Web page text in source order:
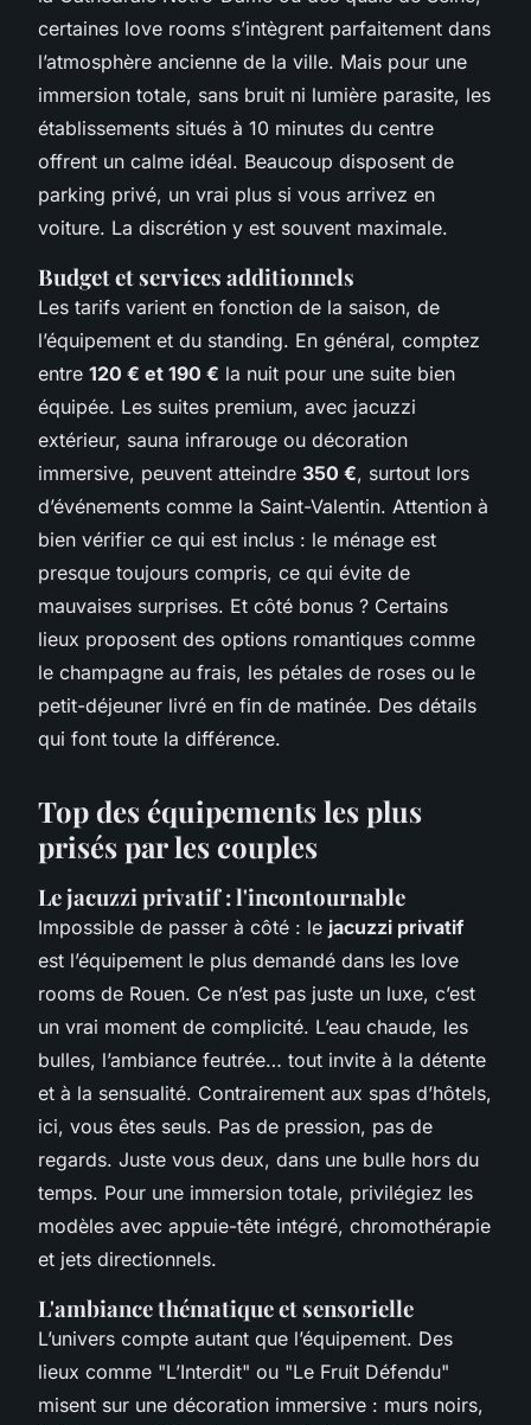
certaines love rooms s’intègrent parfaitement dans
l’atmosphère ancienne de la ville. Mais pour une
immersion totale, sans bruit ni lumière parasite, les
établissements situés à 10 minutes du centre
offrent un calme idéal. Beaucoup disposent de
parking privé, un vrai plus si vous arrivez en
voiture. La discrétion y est souvent maximale.
Budget et services additionnels
Les tarifs varient en fonction de la saison, de
l’équipement et du standing. En général, comptez
entre 120 € et 190 € la nuit pour une suite bien
équipée. Les suites premium, avec jacuzzi
extérieur, sauna infrarouge ou décoration
immersive, peuvent atteindre 350 €, surtout lors
d’événements comme la Saint-Valentin. Attention à
bien vérifier ce qui est inclus : le ménage est
presque toujours compris, ce qui évite de
mauvaises surprises. Et côté bonus ? Certains
lieux proposent des options romantiques comme
le champagne au frais, les pétales de roses ou le
petit-déjeuner livré en fin de matinée. Des détails
qui font toute la différence.
Top des équipements les plus
prisés par les couples
Le jacuzzi privatif : l'incontournable
Impossible de passer à côté : le jacuzzi privatif
est l’équipement le plus demandé dans les love
rooms de Rouen. Ce n’est pas juste un luxe, c’est
un vrai moment de complicité. L’eau chaude, les
bulles, l’ambiance feutrée… tout invite à la détente
et à la sensualité. Contrairement aux spas d’hôtels,
ici, vous êtes seuls. Pas de pression, pas de
regards. Juste vous deux, dans une bulle hors du
temps. Pour une immersion totale, privilégiez les
modèles avec appuie-tête intégré, chromothérapie
et jets directionnels.
L'ambiance thématique et sensorielle
L’univers compte autant que l’équipement. Des
lieux comme "L’Interdit" ou "Le Fruit Défendu"
misent sur une décoration immersive : murs noirs,